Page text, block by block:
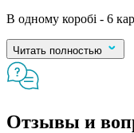
В одному коробі - 6
Читать полностью
Отзывы и